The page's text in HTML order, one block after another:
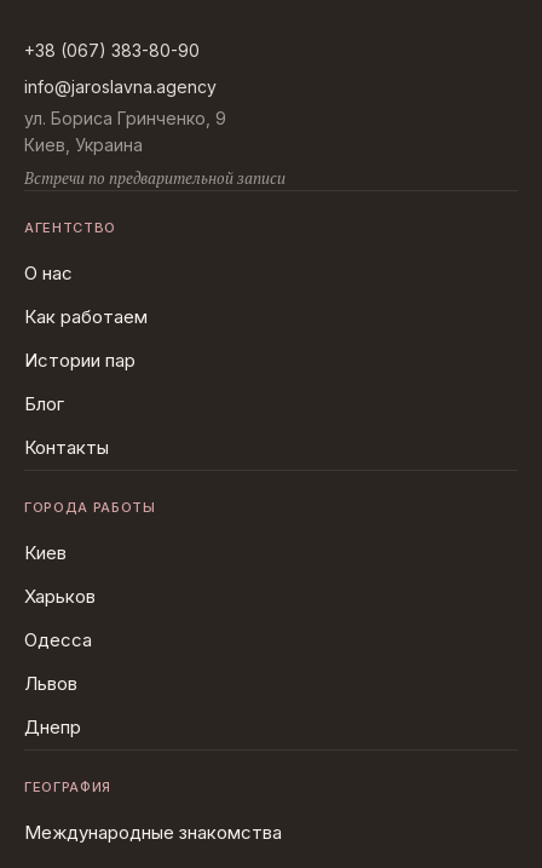
+38 (067) 383-80-90
info@jaroslavna.agency
ул. Бориса Гринченко, 9
Киев, Украина
Встречи по предварительной записи
АГЕНТСТВО
О нас
Как работаем
Истории пар
Блог
Контакты
ГОРОДА РАБОТЫ
Киев
Харьков
Одесса
Львов
Днепр
ГЕОГРАФИЯ
Международные знакомства